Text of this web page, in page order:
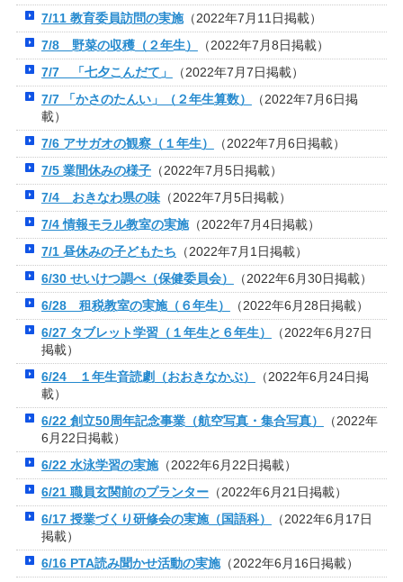
7/11 教育委員訪問の実施（2022年7月11日掲載）
7/8 野菜の収穫（２年生）
（2022年7月8日掲載）
7/7 「七夕こんだて」
（2022年7月7日掲載）
7/7 「かさのたんい」（２年生算数）
（2022年7月6日掲
載）
7/6 アサガオの観察（１年生）
（2022年7月6日掲載）
7/5 業間休みの様子（2022年7月5日掲載）
7/4 おきなわ県の味（2022年7月5日掲載）
7/4 情報モラル教室の実施（2022年7月4日掲載）
7/1 昼休みの子どもたち （2022年7月1日掲載）
6/30 せいけつ調べ（保健委員会）
（2022年6月30日掲載）
6/28 租税教室の実施（６年生）
（2022年6月28日掲載）
6/27 タブレット学習（１年生と６年生）
（2022年6月27日
掲載）
6/24 １年生音読劇（おおきなかぶ）
（2022年6月24日掲
載）
6/22 創立50周年記念事業（航空写真・集合写真）
（2022年
6月22日掲載）
6/22 水泳学習の実施（2022年6月22日掲載）
6/21 職員玄関前のプランター（2022年6月21日掲載）
6/17 授業づくり研修会の実施（国語科）
（2022年6月17日
掲載）
6/16 PTA読み聞かせ活動の実施（2022年6月16日掲載）